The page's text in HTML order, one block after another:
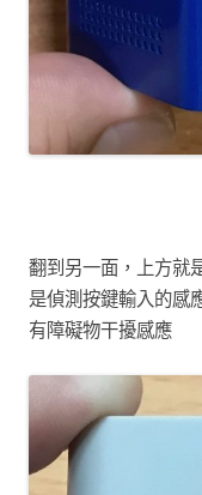
翻到另一面，上方就
是偵測按鍵輸入的感
有障礙物干擾感應